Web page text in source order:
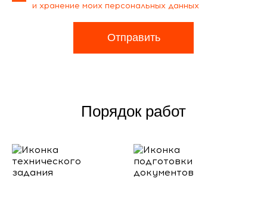
и хранение моих персональных данных
Отправить
Порядок работ